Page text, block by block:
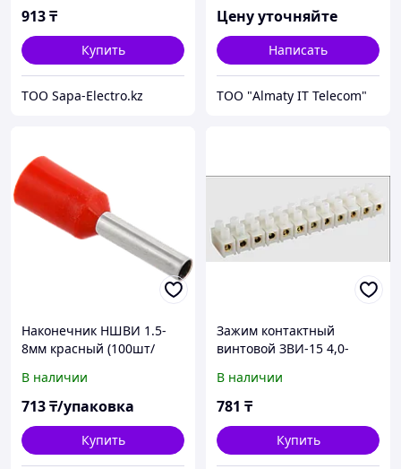
913₸
Купить
ТОО Sapa-Electro.kz
Цену уточняйте
Написать
ТОО "Almaty IT Telecom"
Наконечник НШВИ 1.5-
8мм красный (100шт/
В наличии
713₸/упаковка
Купить
Зажим контактный
винтовой ЗВИ-15 4,0-
В наличии
781 ₸
Купить